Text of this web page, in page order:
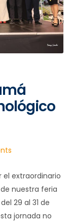
el extraordinario
nuestra feria
29 al 31 de
jornada no